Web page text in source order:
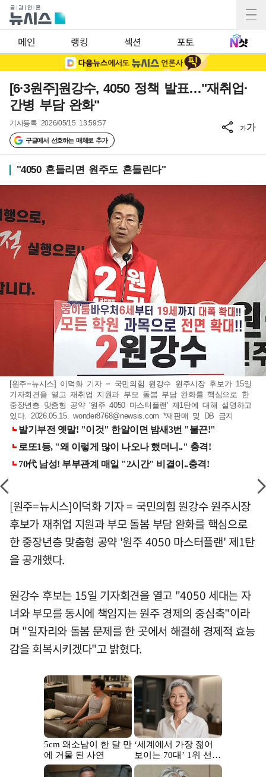
메인 랭킹 섹션 포토
[6·3원주]원강수, 4050 정책 발표…"재취업·
간병 부담 완화"
기사등록 2026/05/15 13:59:57
구글에서 선호하는 매체로 추가
가가
"4050 흔들리면 원주도 흔들린다"
[원주=뉴시스] 이덕화 기자 = 국민의힘 원강수 원주시장 후보가 15일
기자회견을 열고 재취업 지원과 부모 돌봄 부담 완화를 핵심으로 한
중장년층 맞춤형 공약 '원주 4050 마스터플랜' 제1탄에 대해 설명하고
있다. 2026.05.15.wonder8768@newsis.com *재판매 및 DB 금지
[원주=뉴시스]이덕화 기자 = 국민의힘 원강수 원주시장
후보가 재취업 지원과 부모 돌봄 부담 완화를 핵심으로
한 중장년층 맞춤형 공약 '원주 4050 마스터플랜' 제1탄
을 공개했다.
원강수 후보는 15일 기자회견을 열고 "4050 세대는 자
녀와 부모를 동시에 책임지는 원주 경제의 중심축"이라
며 "일자리와 돌봄 문제를 한 곳에서 해결해 경제적 효능
감을 회복시키겠다"고 밝혔다.